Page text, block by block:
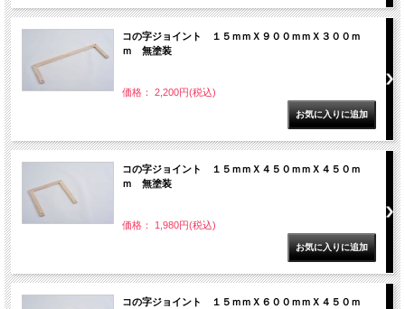
コの字ジョイント １５ｍｍＸ９００ｍｍＸ３００ｍ
ｍ 無塗装
価格： 2,200円(税込)
コの字ジョイント １５ｍｍＸ４５０ｍｍＸ４５０ｍ
ｍ 無塗装
価格： 1,980円(税込)
コの字ジョイント １５ｍｍＸ６００ｍｍＸ４５０ｍ